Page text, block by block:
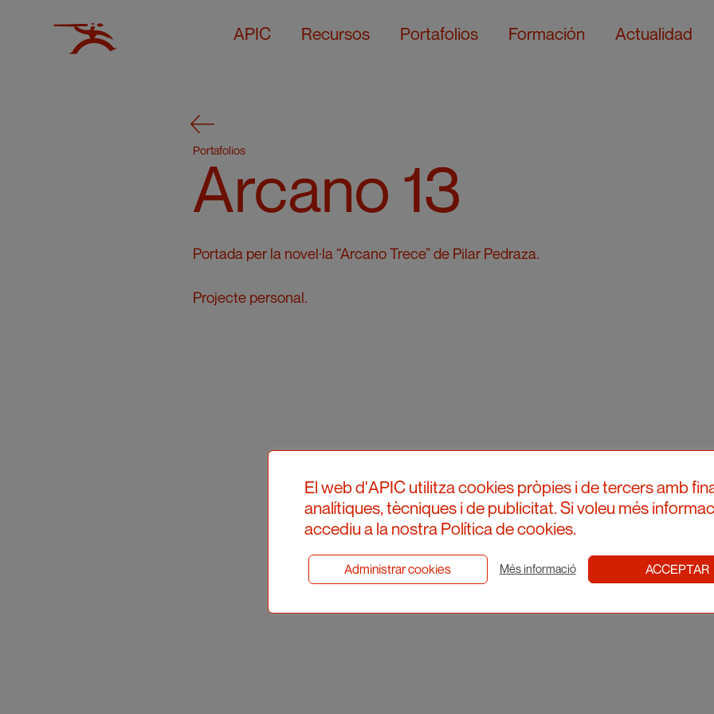
APIC Recursos Portafolios Formación Actualidad
Portafolios
Arcano 13
Portada per la novel·la “Arcano Trece” de Pilar Pedraza.
Projecte personal.
El web d'APIC utilitza cookies pròpies i de tercers amb
analítiques, tècniques i de publicitat. Si voleu més
accediu a la nostra Política de cookies.
Administrar cookies Més informació ACCEPTAR